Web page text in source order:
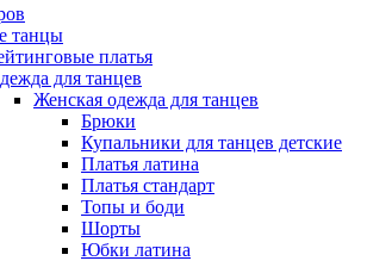
танцы
платья
для танцев
Женская одежда для танцев
Брюки
Купальники для танцев детские
Платья латина
Платья стандарт
Топы и боди
Шорты
Юбки латина